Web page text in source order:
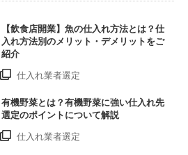
【飲食店開業】魚の仕入れ方法とは？仕
入れ方法別のメリット・デメリットをご
紹介
仕入れ業者選定
有機野菜とは？有機野菜に強い仕入れ先
選定のポイントについて解説
仕入れ業者選定